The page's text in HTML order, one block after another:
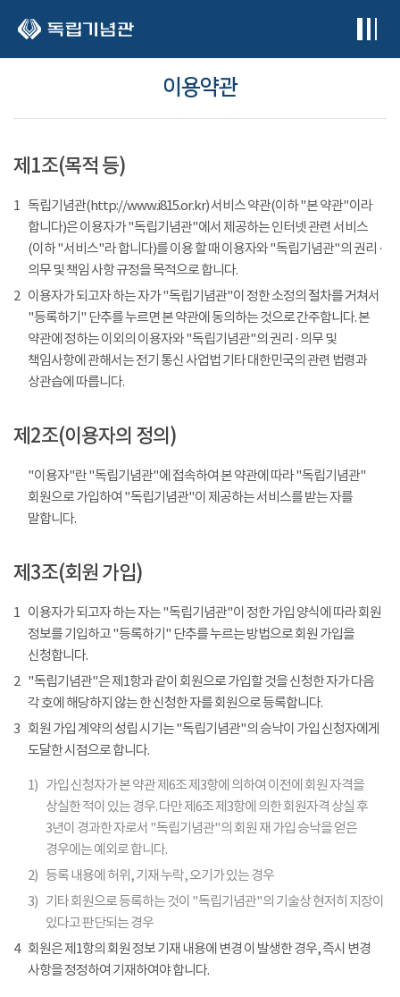
이용약관
제1조(목적 등)
1 독립기념관(http://www.i815.or.kr) 서비스 약관(이하 "본 약관"이라
합니다)은 이용자가 "독립기념관"에서 제공하는 인터넷 관련 서비스
(이하 "서비스"라 합니다)를 이용 할 때 이용자와 "독립기념관"의 권리 ·
의무 및 책임 사항 규정을 목적으로 합니다.
2 이용자가 되고자 하는 자가 "독립기념관"이 정한 소정의 절차를 거쳐서
"등록하기" 단추를 누르면 본 약관에 동의하는 것으로 간주합니다. 본
약관에 정하는 이외의 이용자와 "독립기념관"의 권리 · 의무 및
책임사항에 관해서는 전기 통신 사업법 기타 대한민국의 관련 법령과
상관습에 따릅니다.
제2조(이용자의 정의)
"이용자"란 "독립기념관"에 접속하여 본 약관에 따라 "독립기념관"
회원으로 가입하여 "독립기념관"이 제공하는 서비스를 받는 자를
말합니다.
제3조(회원 가입)
1 이용자가 되고자 하는 자는 "독립기념관"이 정한 가입 양식에 따라 회원
정보를 기입하고 "등록하기" 단추를 누르는 방법으로 회원 가입을
신청합니다.
2 "독립기념관"은 제1항과 같이 회원으로 가입할 것을 신청한 자가 다음
각 호에 해당하지 않는 한 신청한 자를 회원으로 등록합니다.
3 회원 가입 계약의 성립 시기는 "독립기념관"의 승낙이 가입 신청자에게
도달한 시점으로 합니다.
1) 가입 신청자가 본 약관 제6조 제3항에 의하여 이전에 회원 자격을
상실한 적이 있는 경우. 다만 제6조 제3항에 의한 회원자격 상실 후
3년이 경과한 자로서 "독립기념관"의 회원 재 가입 승낙을 얻은
경우에는 예외로 합니다.
2) 등록 내용에 허위, 기재 누락, 오기가 있는 경우
3) 기타 회원으로 등록하는 것이 "독립기념관"의 기술상 현저히 지장이
있다고 판단되는 경우
4
회원은 제1항의 회원 정보 기재 내용에 변경 이 발생한 경우, 즉시 변경
사항을 정정하여 기재하여야 합니다.